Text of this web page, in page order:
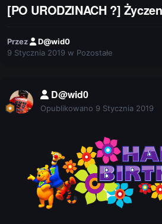
[PO URODZINACH ?]
Przez
D@wid0
9 Stycznia 2019 w Pozostałe
D@wid0
Opublikowano 9 Stycznia 2019